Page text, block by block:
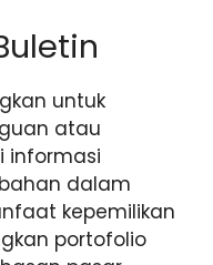
untuk
atau
informasi
dalam
kepemilikan
portofolio